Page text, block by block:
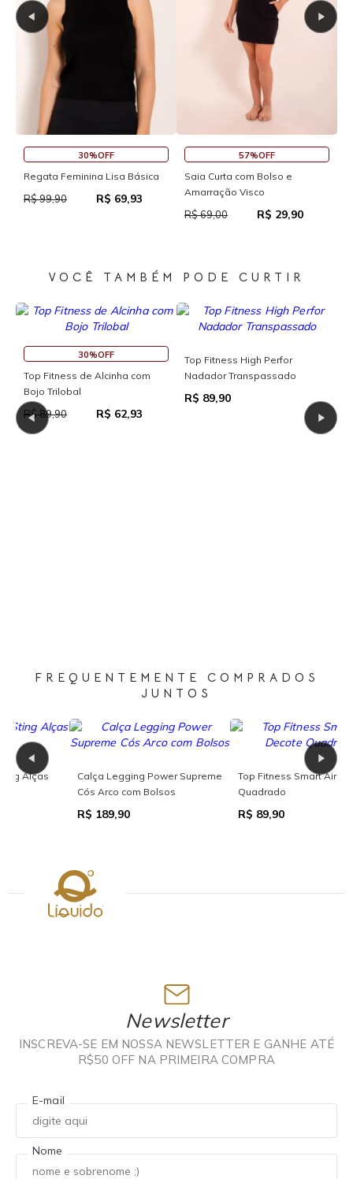
Saia Curta Reta com Cós
R$ 69,00 R$ 37,95
Macaquinho Fitness New
Com Abertura Traseira
R$ 159,90 R$
VOCÊ TAMBÉM PODE CURTIR
30%OFF
Top Fitness de Alcinha com
Bojo Trilobal
R$ 89,90 R$ 62,93
Top Fitness High Perfor
Nadador Transpassado
R$ 89,90
FREQUENTEMENTE COMPRADOS
JUNTOS
Calça Legging Power Supreme
Cós Arco com Bolsos
Top Fitness Smart Air Decote
Newsletter
INSCREVA-SE EM NOSSA NEWSLETTER E GANHE ATÉ
R$50 OFF NA PRIMEIRA COMPRA
E-mail
Nome